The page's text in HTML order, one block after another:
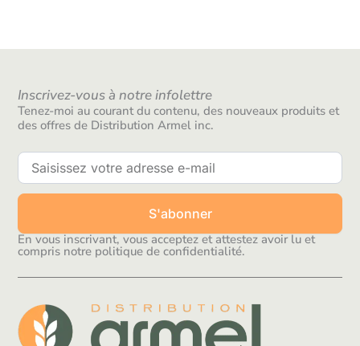
Inscrivez-vous à notre infolettre
Tenez-moi au courant du contenu, des nouveaux produits et
des offres de Distribution Armel inc.
S'abonner
En vous inscrivant, vous acceptez et attestez avoir lu et
compris notre politique de confidentialité.